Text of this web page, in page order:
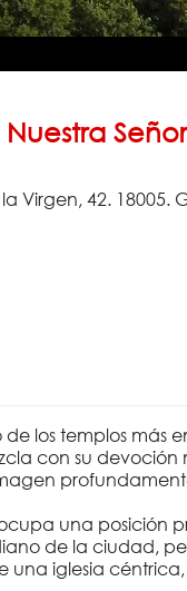
Nuestra
Virgen, 42. 18005.
de los templos
con su
una posición
de la ciudad,
iglesia